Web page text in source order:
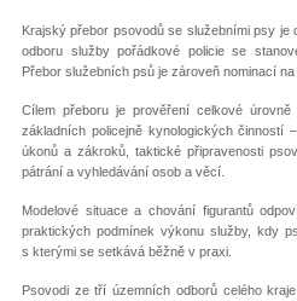
Krajský přebor psovodů se služebními psy
odboru služby pořádkové policie se
Přebor služebních psů je zároveň nominací
Cílem přeboru je prověření celkové
základních policejně kynologických činností
úkonů a zákroků, taktické připravenosti
pátrání a vyhledávání osob a věcí.
Modelové situace a chování figurantů
praktických podmínek výkonu služby, kdy
s kterými se setkává běžně v praxi.
Psovodi ze tří územních odborů celého